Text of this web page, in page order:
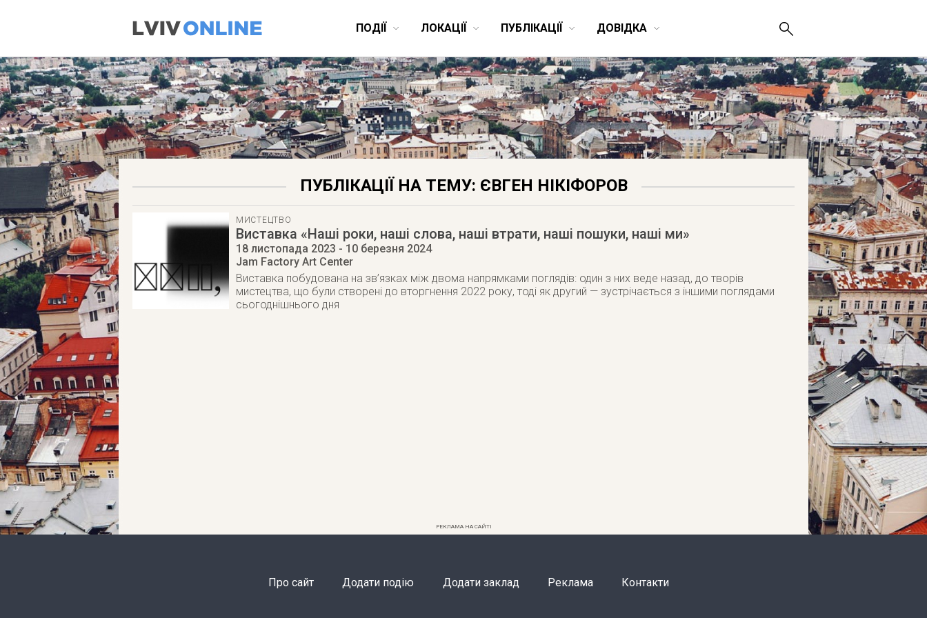
ПОДІЇ ЛОКАЦІЇ ПУБЛІКАЦІЇ ДОВІДКА
ПУБЛІКАЦІЇ НА ТЕМУ: ЄВГЕН НІКІФОРОВ
МИСТЕЦТВО
Виставка «Наші роки, наші слова, наші втрати, наші пошуки, наші ми»
18 листопада 2023 - 10 березня 2024
Jam Factory Art Center
Виставка побудована на зв’язках між двома напрямками поглядів: один з них веде назад, до творів
мистецтва, що були створені до вторгнення 2022 року, тоді як другий — зустрічається з іншими поглядами
сьогоднішнього дня
РЕКЛАМА НА САЙТІ
Про сайт Додати подію Додати заклад Реклама Контакти